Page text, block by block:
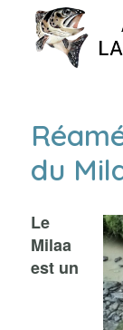
du
Le
Milaa
est un